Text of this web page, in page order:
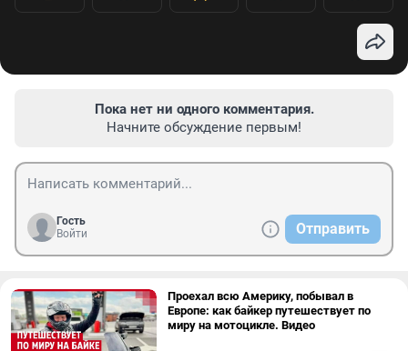
Пока нет ни одного комментария.
Начните обсуждение первым!
Гость
Войти
Отправить
Проехал всю Америку, побывал в
Европе: как байкер путешествует по
миру на мотоцикле. Видео